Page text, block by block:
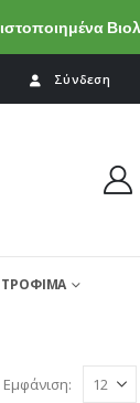
Σύνδεση
ΤΡΟΦΙΜΑ
Εμφάνιση: